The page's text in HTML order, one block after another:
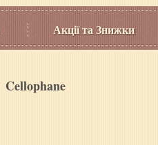
Акції та Знижки
Cellophane